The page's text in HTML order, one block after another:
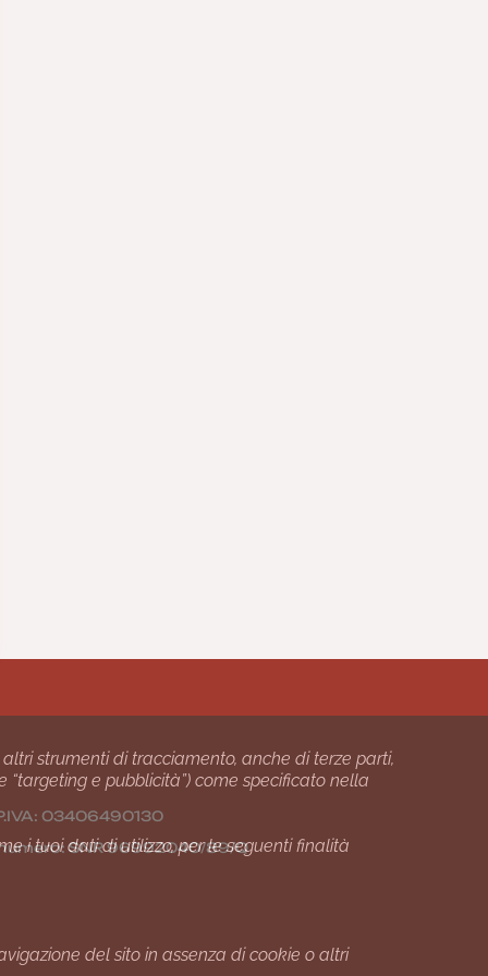
03406490130
SNR 96992040/89/Q
strumenti di tracciamento, anche di terze parti,
“targeting e pubblicità”) come specificato nella
i tuoi dati di utilizzo, per le seguenti finalità
del sito in assenza di cookie o altri